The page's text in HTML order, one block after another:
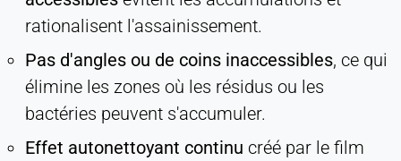
rationalisent l'assainissement.
Pas d'angles ou de coins inaccessibles, ce qui
élimine les zones où les résidus ou les
bactéries peuvent s'accumuler.
Effet autonettoyant continu créé par le film